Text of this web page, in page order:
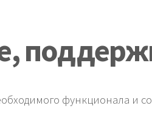
функционала и